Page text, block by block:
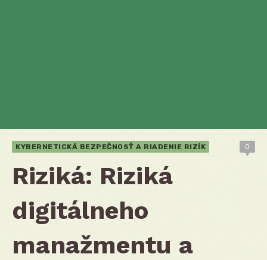
KYBERNETICKÁ BEZPEČNOSŤ A RIADENIE RIZÍK 0
Riziká: Riziká
digitálneho
manažmentu a